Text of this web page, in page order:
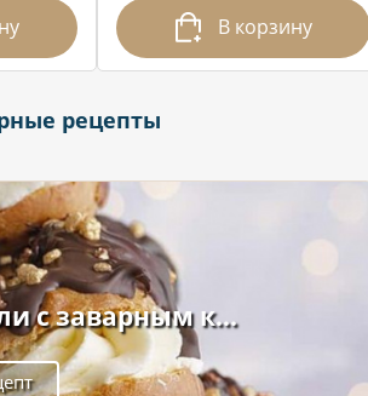
В корзину
рецепты
с заварным к...